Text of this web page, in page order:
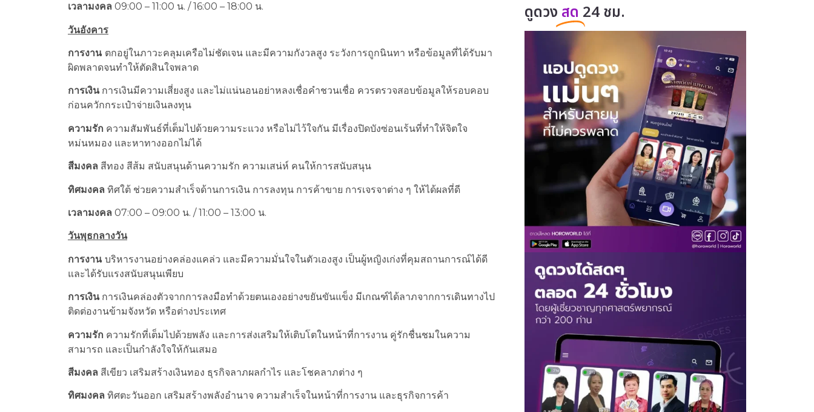
เวลามงคล 09:00 – 11:00 น. / 16:00 – 18:00 น.
วันอังคาร
การงาน ตกอยู่ในภาวะคลุมเครือไม่ชัดเจน และมีความกังวลสูง ระวังการถูกนินทา หรือข้อมูลที่ได้รับมา
ผิดพลาดจนทำให้ตัดสินใจพลาด
การเงินการเงินมีความเสี่ยงสูง และไม่แน่นอนอย่าหลงเชื่อคำชวนเชื่อ ควรตรวจสอบข้อมูลให้รอบคอบ
ก่อนควักกระเป๋าจ่ายเงินลงทุน
ความรัก ความสัมพันธ์ที่เต็มไปด้วยความระแวง หรือไม่ไว้ใจกัน มีเรื่องปิดบังซ่อนเร้นที่ทำให้จิตใจ
หม่นหมอง และหาทางออกไม่ได้
สีมงคล สีทอง สีส้ม สนับสนุนด้านความรัก ความเสน่ห์ คนให้การสนับสนุน
ทิศมงคล ทิศใต้ ช่วยความสำเร็จด้านการเงิน การลงทุน การค้าขาย การเจรจาต่าง ๆ ให้ได้ผลที่ดี
เวลามงคล 07:00 – 09:00 น. / 11:00 – 13:00 น.
วันพุธกลางวัน
การงาน บริหารงานอย่างคล่องแคล่ว และมีความมั่นใจในตัวเองสูง เป็นผู้หญิงเก่งที่คุมสถานการณ์ได้ดี
และได้รับแรงสนับสนุนเพียบ
การเงินการเงินคล่องตัวจากการลงมือทำด้วยตนเองอย่างขยันขันแข็ง มีเกณฑ์ได้ลาภจากการเดินทางไป
ติดต่องานข้ามจังหวัด หรือต่างประเทศ
ความรัก ความรักที่เต็มไปด้วยพลัง และการส่งเสริมให้เติบโตในหน้าที่การงาน คู่รักชื่นชมในความ
สามารถ และเป็นกำลังใจให้กันเสมอ
สีมงคล สีเขียว เสริมสร้างเงินทอง ธุรกิจลาภผลกำไร และโชคลาภต่าง ๆ
ทิศมงคล ทิศตะวันออก เสริมสร้างพลังอำนาจ ความสำเร็จในหน้าที่การงาน และธุรกิจการค้า
ดูดวง สด 24 ชม.